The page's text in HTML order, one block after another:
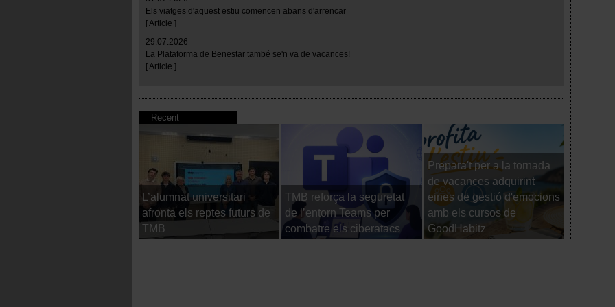
Els viatges d'aquest estiu comencen abans d'arrencar
[ Article ]
29.07.2026
La Plataforma de Benestar també se'n va de vacances!
[ Article ]
Recent
L’alumnat universitari
afronta els reptes futurs de
TMB
TMB reforça la seguretat
de l’entorn Teams per
combatre els ciberatacs
Prepara't per a la tornada
de vacances adquirint
eines de gestió d'emocions
amb els cursos de
GoodHabitz
Els
d'arrencar